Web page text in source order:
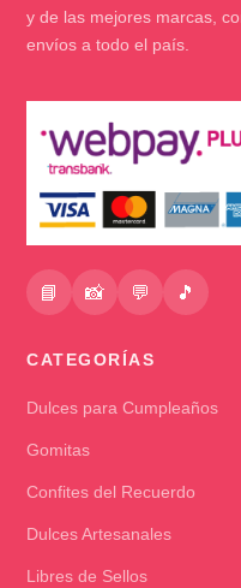
y de las mejores marcas,
envíos a todo el país.
📘 📸 💬 🎵
CATEGORÍAS
Dulces para Cumpleaños
Gomitas
Confites del Recuerdo
Dulces Artesanales
Libres de Sellos